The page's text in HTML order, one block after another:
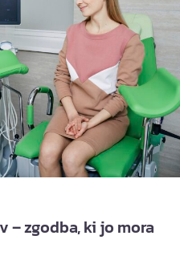
– zgodba, ki jo mora